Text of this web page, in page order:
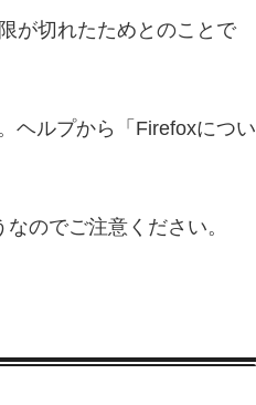
が切れたためとのことで
ヘルプから「Firefoxについ
のでご注意ください。